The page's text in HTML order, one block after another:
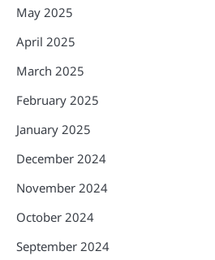
May 2025
April 2025
March 2025
February 2025
January 2025
December 2024
November 2024
October 2024
September 2024